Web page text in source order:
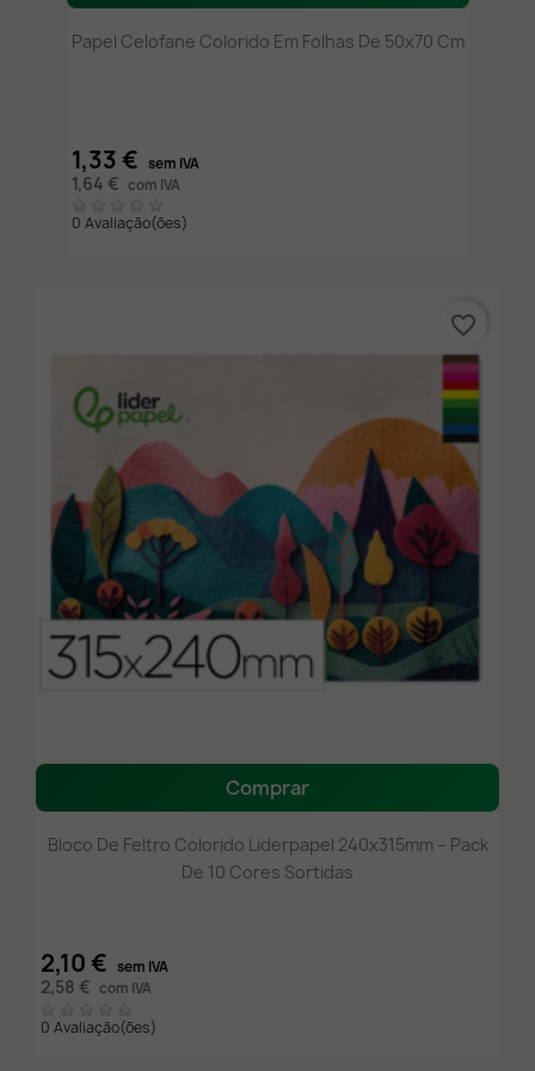
Papel Celofane Colorido Em Folhas De 50x70 Cm
1,33 € sem IVA
1,64 € com IVA
0 Avaliação(ões)
Comprar
Bloco De Feltro Colorido Liderpapel 240x315mm – Pack
De 10 Cores Sortidas
2,10 € sem IVA
2,58 € com IVA
0 Avaliação(ões)
favorite_border